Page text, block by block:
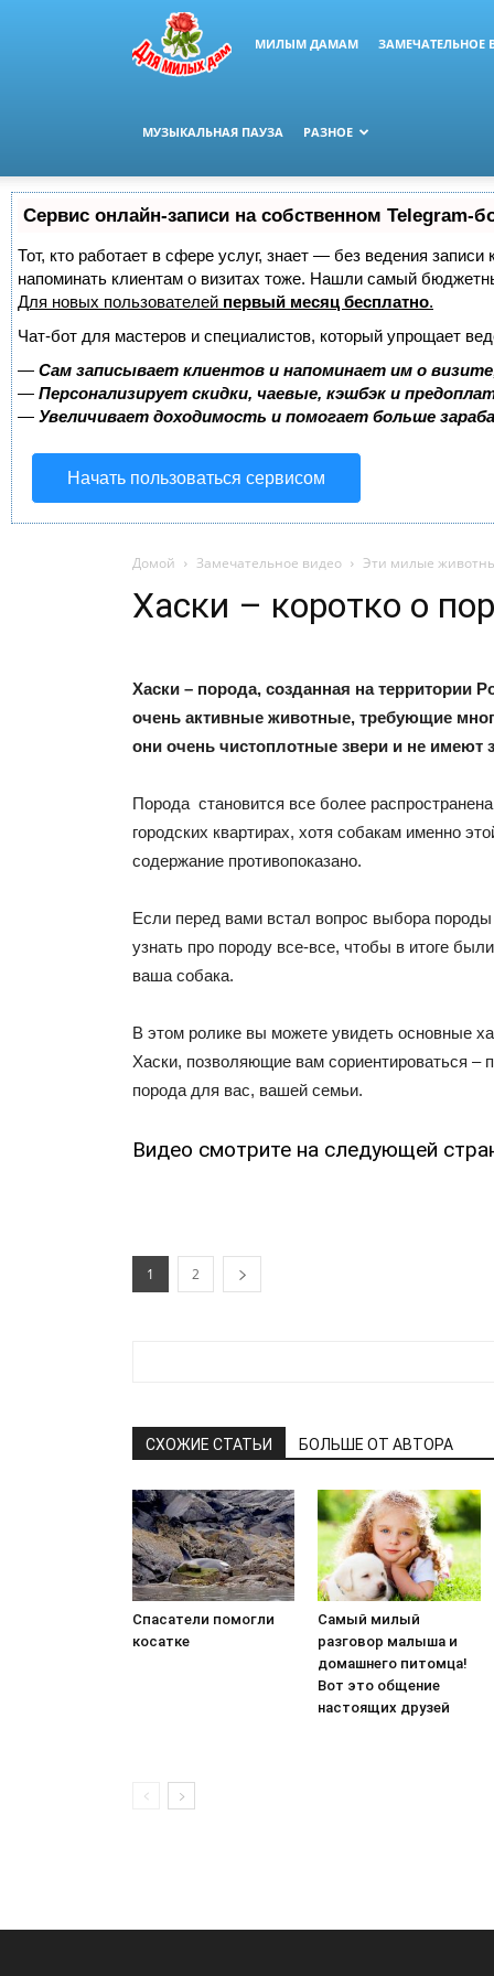
МИЛЫМ ДАМАМ ЗАМЕЧАТЕЛЬНОЕ
МУЗЫКАЛЬНАЯ ПАУЗА РАЗНОЕ
Сервис онлайн-записи на собственном Telegram-
Тот, кто работает в сфере услуг, знает — без ведения
напоминать клиентам о визитах тоже. Нашли самый
Для новых пользователей первый месяц бесплатно.
Чат-бот для мастеров и специалистов, который упрощает
— Сам записывает клиентов и напоминает им о
— Персонализирует скидки, чаевые, кэшбэк и
— Увеличивает доходимость и помогает больше
Начать пользоваться сервисом
Домой Замечательное видео Эти милые
Хаски – коротко о
Хаски – порода, созданная на территории
очень активные животные, требующие
они очень чистоплотные звери и не имеют
Порода становится все более
городских квартирах, хотя собакам именно
содержание противопоказано.
Если перед вами встал вопрос выбора породы
узнать про породу все-все, чтобы в итоге
ваша собака.
В этом ролике вы можете увидеть основные
Хаски, позволяющие вам сориентироваться –
порода для вас, вашей семьи.
Видео смотрите на следующей
1 2
СХОЖИЕ СТАТЬИ БОЛЬШЕ ОТ АВТОРА
Спасатели помогли
косатке
Самый милый
разговор малыша и
домашнего питомца!
Вот это общение
настоящих друзей